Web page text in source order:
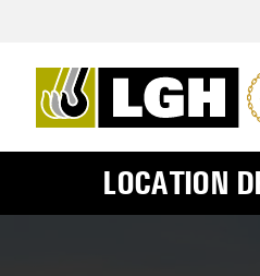
LOCATION